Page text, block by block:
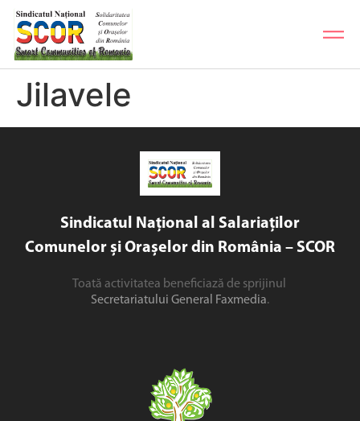
Jilavele
Sindicatul Național al Salariaților
Comunelor și Orașelor din România – SCOR
Toată activitatea beneficiază de sprijinul
Secretariatului General Faxmedia.